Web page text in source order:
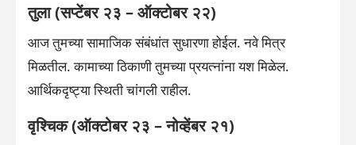
तुला (सप्टेंबर २३ – ऑक्टोबर २२)
आज तुमच्या सामाजिक संबंधांत सुधारणा होईल. नवे मित्र
मिळतील. कामाच्या ठिकाणी तुमच्या प्रयत्नांना यश मिळेल.
आर्थिकदृष्ट्या स्थिती चांगली राहील.
वृश्चिक (ऑक्टोबर २३ – नोव्हेंबर २१)